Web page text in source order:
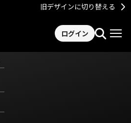
旧デザインに切り替える
ログイン